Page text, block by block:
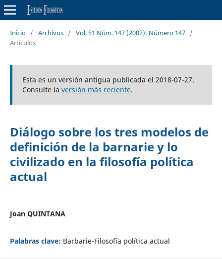
Inicio / Archivos / Vol. 51 Núm. 147 (2002): Número 147 /
Artículos
Esta es un versión antigua publicada el 2018-07-27.
Consulte la versión más reciente.
Diálogo sobre los tres modelos de
definición de la barnarie y lo
civilizado en la filosofía política
actual
Joan QUINTANA
Palabras clave: Barbarie-Filosofía política actual